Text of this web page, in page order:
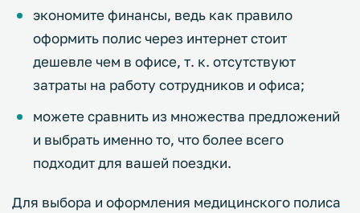
экономите финансы, ведь как правило
оформить полис через интернет стоит
дешевле чем в офисе, т. к. отсутствуют
затраты на работу сотрудников и офиса;
можете сравнить из множества предложений
и выбрать именно то, что более всего
подходит для вашей поездки.
Для выбора и оформления медицинского полиса